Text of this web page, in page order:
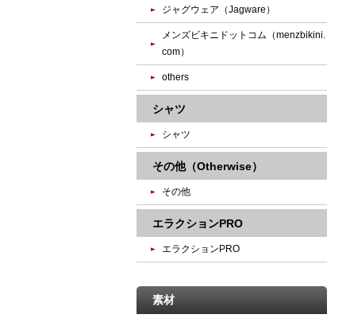
ジャグウェア（Jagware）
メンズビキニドットコム（menzbikini.
com）
others
シャツ
シャツ
その他（Otherwise）
その他
エラクションPRO
エラクションPRO
素材